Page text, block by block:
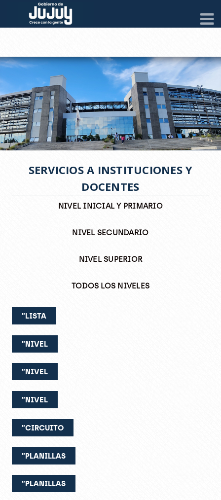
SERVICIOS A INSTITUCIONES Y
DOCENTES
NIVEL INICIAL Y PRIMARIO
NIVEL SECUNDARIO
NIVEL SUPERIOR
TODOS LOS NIVELES
”LISTA
”NIVEL
”NIVEL
”NIVEL
”CIRCUITO
”PLANILLAS
”PLANILLAS